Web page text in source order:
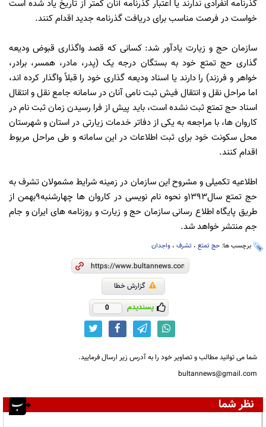
گذرنامه انفرادی ندارند یا اعتبار گذرنامه آنان کمتر از تاریخ یاد شده است
خواست در فرصت مناسب برای دریافت گذرنامه جدید اقدام کنند.
سازمان حج و زیارت یادآور شد: کسانی که قصد واگذاری قبوض ودیعه
گذاری حج تمتع خود به بستگان درجه یک (پدر، مادر، همسر، برادر،
خواهر و فرزند) را دارند یا اسناد ودیعه گذاری خود را قبلاً واگذار کرده اند،
اما مراحل نقل و انتقال فیش ثبت نامی آنان در سامانه جامع نقل و انتقال
اسناد حج تمتع ثبت نشده است، باید پیش از فرا رسیدن زمان ثبت نام در
کاروان ها، با مراجعه به یکی از دفاتر خدمات زیارتی در استان و شهرستان
محل سکونت خود برای ثبت اطلاعات در این سامانه و طی مراحل مربوط
اقدام کنند.
اطلاعیه تکمیلی و مشروح این سازمان در زمینه شرایط مشمولان تشرف به
حج تمتع سال1393و نحوه نام نویسی در کاروان ها چهارشنبه9بهمن از
طریق پایگاه اطلاع رسانی سازمان حج و زیارت و روزنامه های ایران و جام
جم منتشر خواهد شد.
برچسب ها: حج تمتع ، تشرف ، واجدان
گزارش خطا
پسندیدم 0
شما می توانید مطالب و تصاویر خود را به آدرس زیر ارسال فرمایید.
bultannews@gmail.com
نظر شما